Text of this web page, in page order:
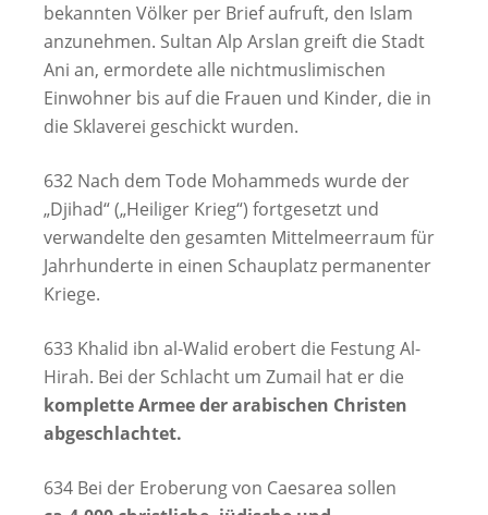
bekannten Völker per Brief aufruft, den Islam
anzunehmen. Sultan Alp Arslan greift die Stadt
Ani an, ermordete alle nichtmuslimischen
Einwohner bis auf die Frauen und Kinder, die in
die Sklaverei geschickt wurden.
632 Nach dem Tode Mohammeds wurde der
„Djihad“ („Heiliger Krieg“) fortgesetzt und
verwandelte den gesamten Mittelmeerraum für
Jahrhunderte in einen Schauplatz permanenter
Kriege.
633 Khalid ibn al-Walid erobert die Festung Al-
Hirah. Bei der Schlacht um Zumail hat er die
komplette Armee der arabischen Christen
abgeschlachtet.
634 Bei der Eroberung von Caesarea sollen